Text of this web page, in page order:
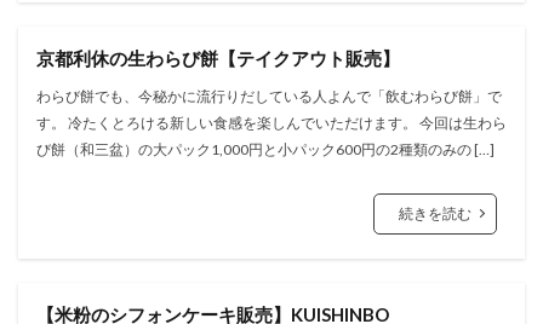
京都利休の生わらび餅【テイクアウト販売】
わらび餅でも、今秘かに流行りだしている人よんで「飲むわらび餅」で
す。 冷たくとろける新しい食感を楽しんでいただけます。 今回は生わら
び餅（和三盆）の大パック1,000円と小パック600円の2種類のみの […]
続きを読む
【米粉のシフォンケーキ販売】KUISHINBO